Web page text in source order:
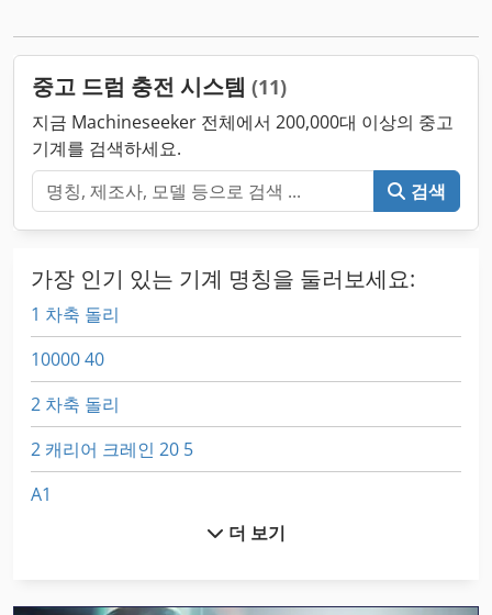
중고 드럼 충전 시스템 (11)
지금 Machineseeker 전체에서 200,000대 이상의 중고
기계를 검색하세요.
검색
가장 인기 있는 기계 명칭을 둘러보세요:
1 차축 돌리
10000 40
2 차축 돌리
2 캐리어 크레인 20 5
A1
더 보기